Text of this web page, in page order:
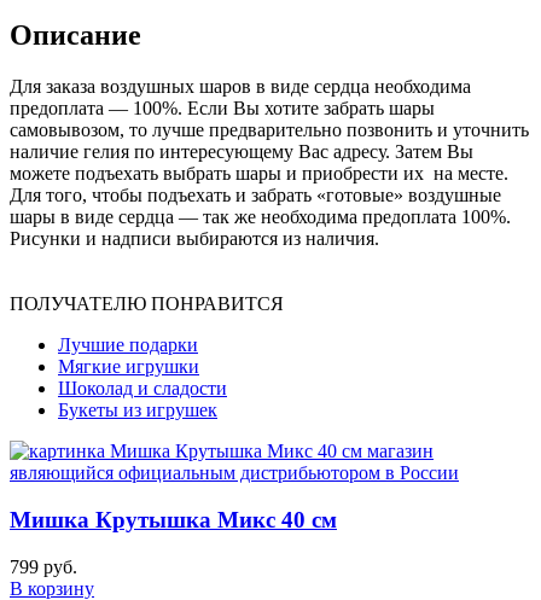
Описание
Для заказа воздушных шаров в виде сердца необходима
предоплата — 100%. Если Вы хотите забрать шары
самовывозом, то лучше предварительно позвонить и уточнить
наличие гелия по интересующему Вас адресу. Затем Вы
можете подъехать выбрать шары и приобрести их на месте.
Для того, чтобы подъехать и забрать «готовые» воздушные
шары в виде сердца — так же необходима предоплата 100%.
Рисунки и надписи выбираются из наличия.
ПОЛУЧАТЕЛЮ ПОНРАВИТСЯ
Лучшие подарки
Мягкие игрушки
Шоколад и сладости
Букеты из игрушек
Мишка Крутышка Микс 40 см
799 руб.
В корзину